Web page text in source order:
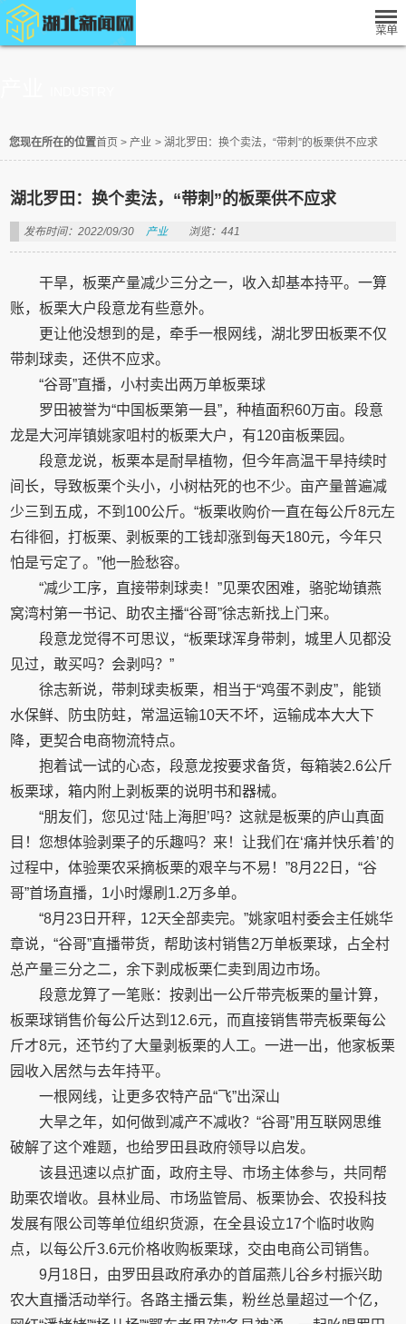
您现在所在的位置首页 > 产业 > 湖北罗田：换个卖法，“带刺”的板栗供不应求
湖北罗田：换个卖法，“带刺”的板栗供不应求
发布时间：2022/09/30 产业 浏览：441
干旱，板栗产量减少三分之一，收入却基本持平。一算
账，板栗大户段意龙有些意外。
更让他没想到的是，牵手一根网线，湖北罗田板栗不仅
带刺球卖，还供不应求。
“谷哥”直播，小村卖出两万单板栗球
罗田被誉为“中国板栗第一县”，种植面积60万亩。段意
龙是大河岸镇姚家咀村的板栗大户，有120亩板栗园。
段意龙说，板栗本是耐旱植物，但今年高温干旱持续时
间长，导致板栗个头小，小树枯死的也不少。亩产量普遍减
少三到五成，不到100公斤。“板栗收购价一直在每公斤8元左
右徘徊，打板栗、剥板栗的工钱却涨到每天180元，今年只
怕是亏定了。”他一脸愁容。
“减少工序，直接带刺球卖！”见栗农困难，骆驼坳镇燕
窝湾村第一书记、助农主播“谷哥”徐志新找上门来。
段意龙觉得不可思议，“板栗球浑身带刺，城里人见都没
见过，敢买吗？会剥吗？”
徐志新说，带刺球卖板栗，相当于“鸡蛋不剥皮”，能锁
水保鲜、防虫防蛀，常温运输10天不坏，运输成本大大下
降，更契合电商物流特点。
抱着试一试的心态，段意龙按要求备货，每箱装2.6公斤
板栗球，箱内附上剥板栗的说明书和器械。
“朋友们，您见过‘陆上海胆’吗？这就是板栗的庐山真面
目！您想体验剥栗子的乐趣吗？来！让我们在‘痛并快乐着’的
过程中，体验栗农采摘板栗的艰辛与不易！”8月22日，“谷
哥”首场直播，1小时爆刷1.2万多单。
“8月23日开秤，12天全部卖完。”姚家咀村委会主任姚华
章说，“谷哥”直播带货，帮助该村销售2万单板栗球，占全村
总产量三分之二，余下剥成板栗仁卖到周边市场。
段意龙算了一笔账：按剥出一公斤带壳板栗的量计算，
板栗球销售价每公斤达到12.6元，而直接销售带壳板栗每公
斤才8元，还节约了大量剥板栗的人工。一进一出，他家板栗
园收入居然与去年持平。
一根网线，让更多农特产品“飞”出深山
大旱之年，如何做到减产不减收？“谷哥”用互联网思维
破解了这个难题，也给罗田县政府领导以启发。
该县迅速以点扩面，政府主导、市场主体参与，共同帮
助栗农增收。县林业局、市场监管局、板栗协会、农投科技
发展有限公司等单位组织货源，在全县设立17个临时收购
点，以每公斤3.6元价格收购板栗球，交由电商公司销售。
9月18日，由罗田县政府承办的首届燕儿谷乡村振兴助
农大直播活动举行。各路主播云集，粉丝总量超过一个亿，